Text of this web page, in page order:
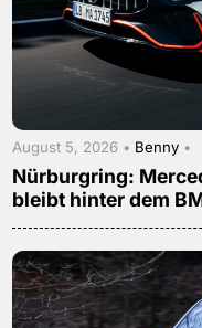
August 5, 2026 • Benny •
Nürburgring:
bleibt hinter dem